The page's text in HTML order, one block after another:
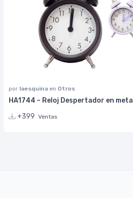
por laesquina en Otros
HA1744 – Reloj Despertador en metal
+399 Ventas